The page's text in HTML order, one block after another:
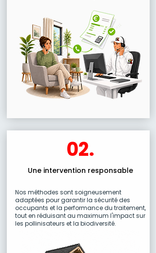
02.
Une intervention responsable
Nos méthodes sont soigneusement
adaptées pour garantir la sécurité des
occupants et la performance du traitement,
tout en réduisant au maximum l'impact sur
les pollinisateurs et la biodiversité.